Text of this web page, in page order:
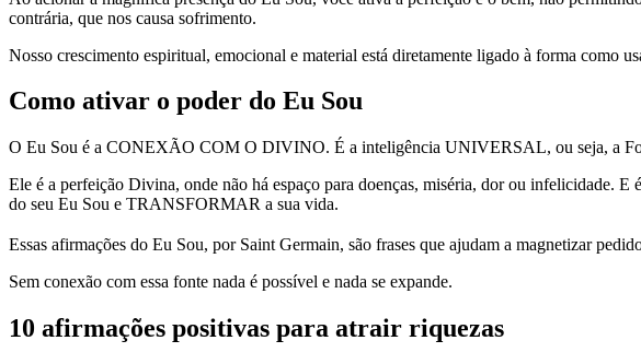
contrária, que nos causa sofrimento.
Nosso crescimento espiritual, emocional e material está diretamente ligado à forma como
Como ativar o poder do Eu Sou
O Eu Sou é a CONEXÃO COM O DIVINO. É a inteligência UNIVERSAL, ou seja, a
Ele é a perfeição Divina, onde não há espaço para doenças, miséria, dor ou infelicidade.
do seu Eu Sou e TRANSFORMAR a sua vida.
Essas afirmações do Eu Sou, por Saint Germain, são frases que ajudam a magnetizar
Sem conexão com essa fonte nada é possível e nada se expande.
10 afirmações positivas para atrair riquezas